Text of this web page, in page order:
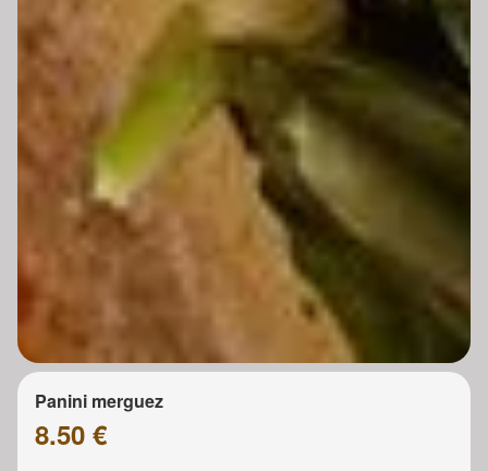
Panini merguez
8.50 €